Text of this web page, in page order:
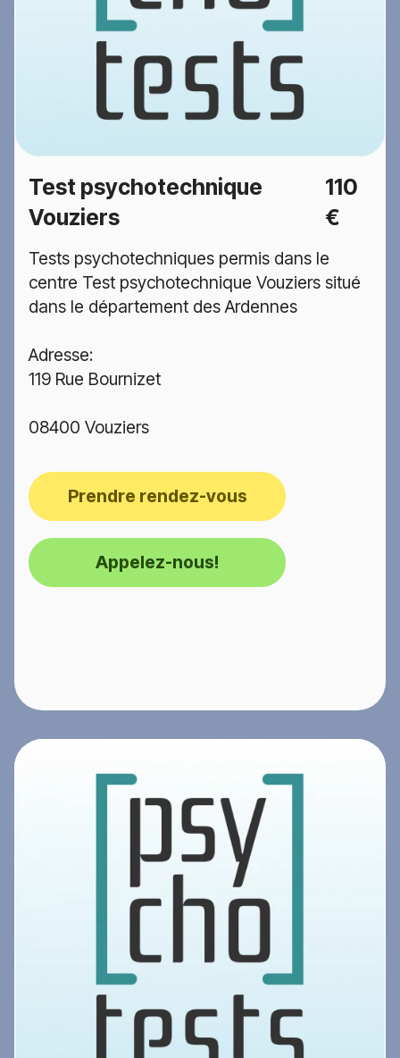
Test psychotechnique
Vouziers
110
€
Tests psychotechniques permis dans le
centre Test psychotechnique Vouziers situé
dans le département des Ardennes
Adresse:
119 Rue Bournizet
08400 Vouziers
Prendre rendez-vous
Appelez-nous!